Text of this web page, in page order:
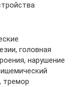
головная
нарушение
тремор